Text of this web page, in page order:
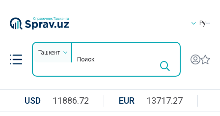
Ру
Ташкент
USD 11886.72 EUR 13717.27